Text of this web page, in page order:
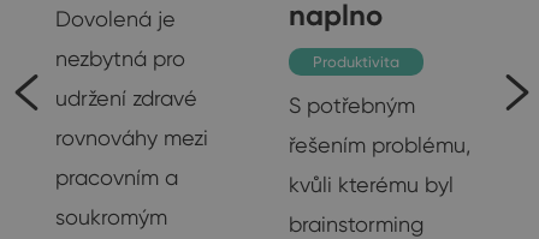
Dovolená je
nezbytná pro
udržení zdravé
rovnováhy mezi
pracovním a
soukromým
naplno
Produktivita
S potřebným
řešením problému,
kvůli kterému byl
brainstorming